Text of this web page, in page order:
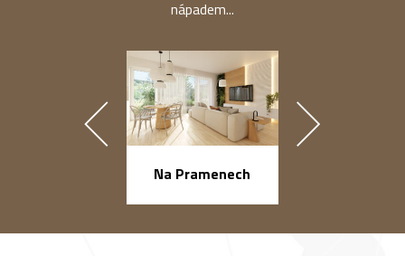
nápadem...
Na Pramenech